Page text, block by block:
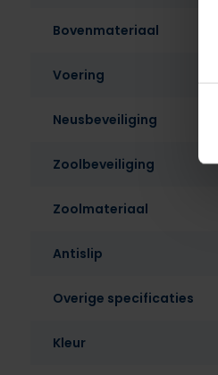
Bovenmateriaal
Voering
Neusbeveiliging
Zoolbeveiliging
Zoolmateriaal
Antislip
Overige specificaties
Kleur